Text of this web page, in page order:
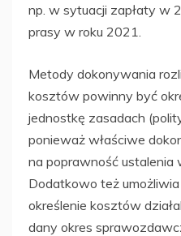
np. w sytuacji zapłaty w
prasy w roku 2021.
Metody dokonywania
kosztów powinny być
jednostkę zasadach
ponieważ właściwe
na poprawność ustalenia
Dodatkowo też
określenie kosztów
dany okres